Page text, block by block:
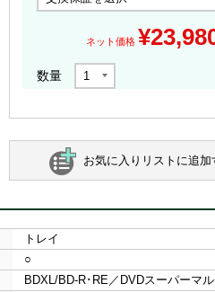
ネット価格 ¥
数量
お気に入りリストに追加
トレイ
○
BDXL/BD-R･RE／DVDスーパーマ